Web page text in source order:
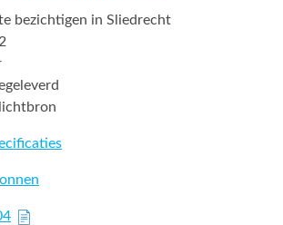
bezichtigen in Sliedrecht